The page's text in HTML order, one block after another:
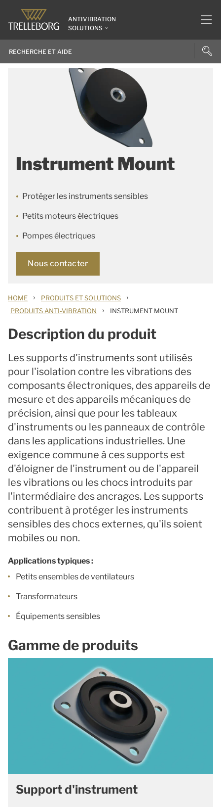
ANTIVIBRATION
SOLUTIONS
Instrument Mount
Protéger les instruments sensibles
Petits moteurs électriques
Pompes électriques
Nous contacter
HOME › PRODUITS ET SOLUTIONS ›
PRODUITS ANTI-VIBRATION › INSTRUMENT MOUNT
Description du produit
Les supports d'instruments sont utilisés
pour l'isolation contre les vibrations des
composants électroniques, des appareils de
mesure et des appareils mécaniques de
précision, ainsi que pour les tableaux
d'instruments ou les panneaux de contrôle
dans les applications industrielles. Une
exigence commune à ces supports est
d'éloigner de l'instrument ou de l'appareil
les vibrations ou les chocs introduits par
l'intermédiaire des ancrages. Les supports
contribuent à protéger les instruments
sensibles des chocs externes, qu'ils soient
mobiles ou non.
Applications typiques :
Petits ensembles de ventilateurs
Transformateurs
Équipements sensibles
Gamme de produits
Support d'instrument